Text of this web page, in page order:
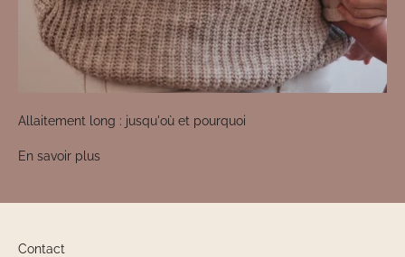
Allaitement long : jusqu'où et pourquoi
En savoir plus
Contact